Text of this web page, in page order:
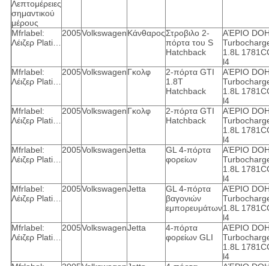
Λεπτομέρειες
σημαντικού
μέρους
Mfrlabel:
Λέιζερ Plati…
2005VolkswagenΚάνθαροςΣτροβιλο 2-
πόρτα του S
Hatchback
ΑΈΡΙΟ
1.8L
l4
Mfrlabel:
Λέιζερ Plati…
2005VolkswagenΓκολφ
2-πόρτα GTI
1.8T
Hatchback
ΑΈΡΙΟ
1.8L
l4
Mfrlabel:
Λέιζερ Plati…
2005VolkswagenΓκολφ
2-πόρτα GTI
Hatchback
ΑΈΡΙΟ
1.8L
l4
Mfrlabel:
Λέιζερ Plati…
2005VolkswagenJetta
GL 4-πόρτα
φορείων
ΑΈΡΙΟ
1.8L
l4
Mfrlabel:
Λέιζερ Plati…
2005VolkswagenJetta
GL 4-πόρτα
βαγονιών
εμπορευμάτων
ΑΈΡΙΟ
1.8L
l4
Mfrlabel:
Λέιζερ Plati…
2005VolkswagenJetta
4-πόρτα
φορείων GLI
ΑΈΡΙΟ
1.8L
l4